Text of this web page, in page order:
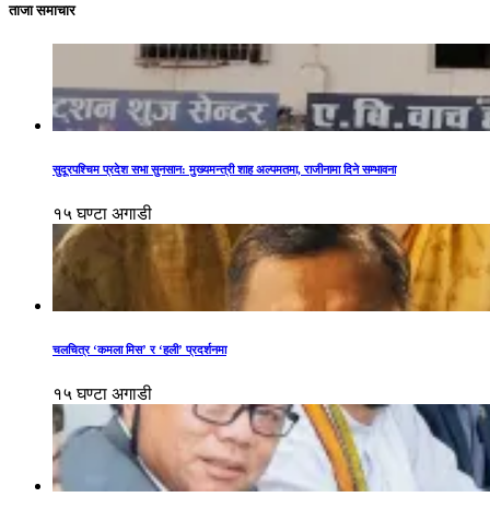
ताजा समाचार
सुदूरपश्चिम प्रदेश सभा सुनसान: मुख्यमन्त्री शाह अल्पमतमा, राजीनामा दिने सम्भावना
१५ घण्टा अगाडी
चलचित्र ‘कमला मिस’ र ‘हली’ प्रदर्शनमा
१५ घण्टा अगाडी